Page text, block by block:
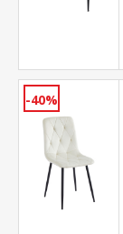
-40%